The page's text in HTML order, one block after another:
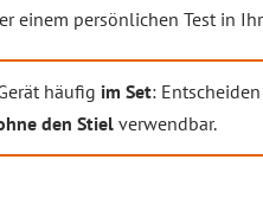
einem persönlichen Test in
häufig im Set:
den Stielverwendbar.